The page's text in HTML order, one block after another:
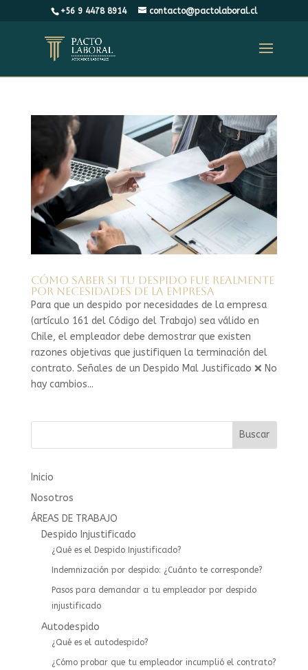
+56 9 4478 8914 contacto@pactolaboral.cl
Cómo saber si tu despido fue realmente
por necesidades de la empresa
Para que un despido por necesidades de la empresa
(artículo 161 del Código del Trabajo) sea válido en
Chile, el empleador debe demostrar que existen
razones objetivas que justifiquen la terminación del
contrato. Señales de un Despido Mal Justificado ❌ No
hay cambios...
Buscar
Inicio
Nosotros
ÁREAS DE TRABAJO
Despido Injustificado
¿Qué es el Despido Injustificado?
Indemnización por despido: ¿Cuánto te corresponde?
Pasos para demandar a tu empleador por despido
injustificado
Autodespido
¿Qué es el autodespido?
¿Cómo probar que tu empleador incumplió el contrato?